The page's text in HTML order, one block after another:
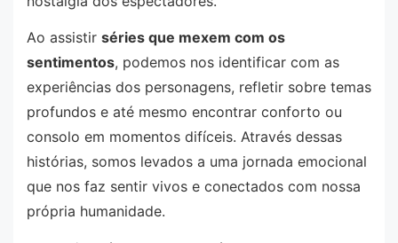
Ao assistir séries que mexem com os
sentimentos, podemos nos identificar com as
experiências dos personagens, refletir sobre temas
profundos e até mesmo encontrar conforto ou
consolo em momentos difíceis. Através dessas
histórias, somos levados a uma jornada emocional
que nos faz sentir vivos e conectados com nossa
própria humanidade.